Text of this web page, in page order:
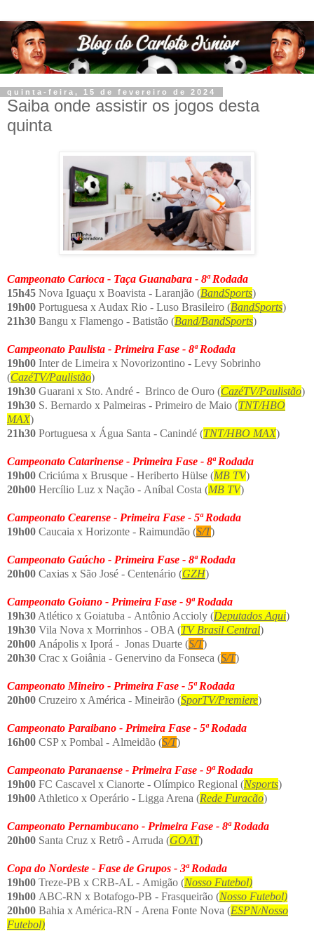
quinta-feira, 15 de fevereiro de 2024
Saiba onde assistir os jogos desta
quinta
Campeonato Carioca - Taça Guanabara - 8ª Rodada
15h45 Nova Iguaçu x Boavista - Laranjão (BandSports)
19h00 Portuguesa x Audax Rio - Luso Brasileiro (BandSports)
21h30 Bangu x Flamengo - Batistão (Band/BandSports)
Campeonato Paulista - Primeira Fase - 8ª Rodada
19h00 Inter de Limeira x Novorizontino - Levy Sobrinho
(CazéTV/Paulistão)
19h30 Guarani x Sto. André - Brinco de Ouro (CazéTV/Paulistão)
19h30 S. Bernardo x Palmeiras - Primeiro de Maio (TNT/HBO
MAX)
21h30 Portuguesa x Água Santa - Canindé (TNT/HBO MAX)
Campeonato Catarinense - Primeira Fase - 8ª Rodada
19h00 Criciúma x Brusque - Heriberto Hülse (MB TV)
20h00 Hercílio Luz x Nação - Aníbal Costa (MB TV)
Campeonato Cearense - Primeira Fase - 5ª Rodada
19h00 Caucaia x Horizonte - Raimundão (S/T)
Campeonato Gaúcho - Primeira Fase - 8ª Rodada
20h00 Caxias x São José - Centenário (GZH)
Campeonato Goiano - Primeira Fase - 9ª Rodada
19h30Atlético x Goiatuba - Antônio Accioly (Deputados Aqui)
19h30 Vila Nova x Morrinhos - OBA (TV Brasil Central)
20h00 Anápolis x Iporá - Jonas Duarte (S/T)
20h30 Crac x Goiânia - Genervino da Fonseca (S/T)
Campeonato Mineiro - Primeira Fase - 5ª Rodada
20h00 Cruzeiro x América - Mineirão (SporTV/Premiere)
Campeonato Paraibano - Primeira Fase - 5ª Rodada
16h00 CSP x Pombal - Almeidão (S/T)
Campeonato Paranaense - Primeira Fase - 9ª Rodada
19h00 FC Cascavel x Cianorte - Olímpico Regional (Nsports)
19h00Athletico x Operário - Ligga Arena (Rede Furacão)
Campeonato Pernambucano - Primeira Fase - 8ª Rodada
20h00 Santa Cruz x Retrô - Arruda (GOAT)
Copa do Nordeste - Fase de Grupos - 3ª Rodada
19h00 Treze-PB x CRB-AL - Amigão (Nosso Futebol)
19h00 ABC-RN x Botafogo-PB - Frasqueirão (Nosso Futebol)
20h00 Bahia x América-RN - Arena Fonte Nova (ESPN/Nosso
Futebol)